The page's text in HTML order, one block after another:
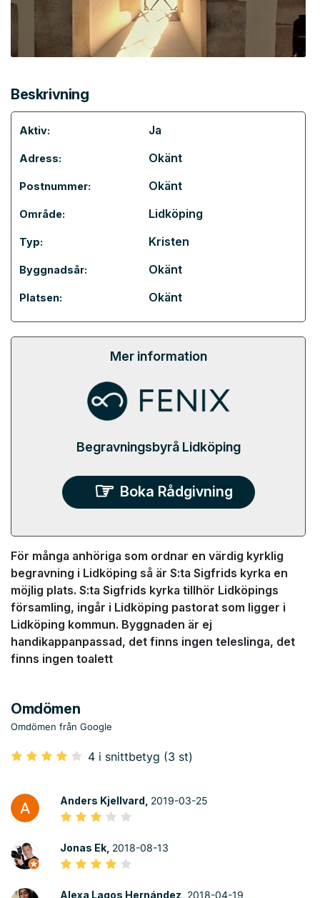
Beskrivning
Aktiv: Ja
Adress: Okänt
Postnummer: Okänt
Område: Lidköping
Typ: Kristen
Byggnadsår: Okänt
Platsen: Okänt
Mer information
Begravningsbyrå Lidköping
Boka Rådgivning
För många anhöriga som ordnar en värdig kyrklig
begravning i Lidköping så är S:ta Sigfrids kyrka en
möjlig plats. S:ta Sigfrids kyrka tillhör Lidköpings
församling, ingår i Lidköping pastorat som ligger i
Lidköping kommun. Byggnaden är ej
handikappanpassad, det finns ingen teleslinga, det
finns ingen toalett
Omdömen
Omdömen från Google
4 i snittbetyg (3 st)
Anders Kjellvard, 2019-03-25
Jonas Ek, 2018-08-13
Alexa Lagos Hernández, 2018-04-19